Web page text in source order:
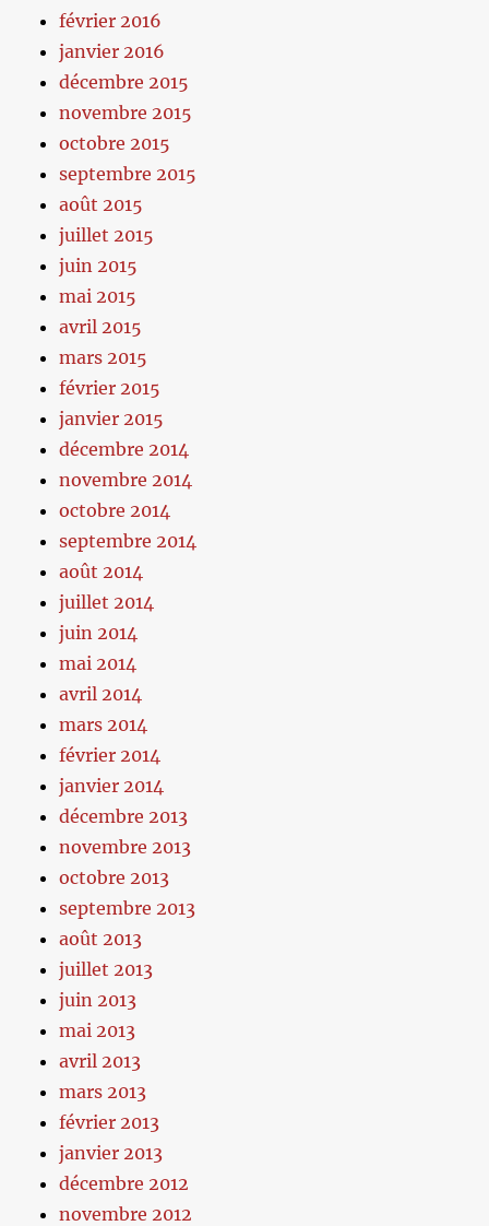
février 2016
janvier 2016
décembre 2015
novembre 2015
octobre 2015
septembre 2015
août 2015
juillet 2015
juin 2015
mai 2015
avril 2015
mars 2015
février 2015
janvier 2015
décembre 2014
novembre 2014
octobre 2014
septembre 2014
août 2014
juillet 2014
juin 2014
mai 2014
avril 2014
mars 2014
février 2014
janvier 2014
décembre 2013
novembre 2013
octobre 2013
septembre 2013
août 2013
juillet 2013
juin 2013
mai 2013
avril 2013
mars 2013
février 2013
janvier 2013
décembre 2012
novembre 2012